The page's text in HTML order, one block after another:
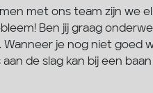
met ons team zijn we
Ben jij graag
je nog niet goed
de slag kan bij een